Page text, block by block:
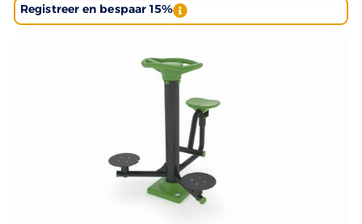
Registreer en bespaar 15%